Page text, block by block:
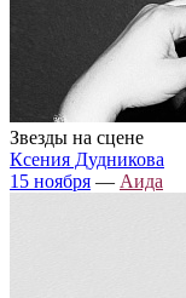
Звезды на сцене
Ксения Дудникова
15 ноября — Аида